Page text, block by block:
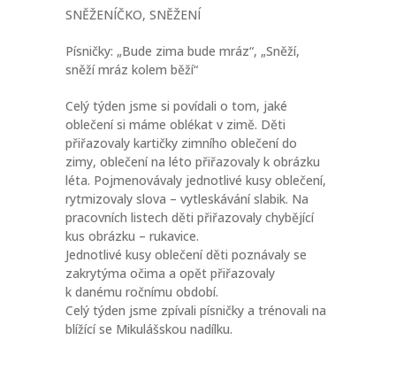
SNĚŽENÍČKO, SNĚŽENÍ
Písničky: „Bude zima bude mráz“, „Sněží,
sněží mráz kolem běží“
Celý týden jsme si povídali o tom, jaké
oblečení si máme oblékat v zimě. Děti
přiřazovaly kartičky zimního oblečení do
zimy, oblečení na léto přiřazovaly k obrázku
léta. Pojmenovávaly jednotlivé kusy oblečení,
rytmizovaly slova – vytleskávání slabik. Na
pracovních listech děti přiřazovaly chybějící
kus obrázku – rukavice.
Jednotlivé kusy oblečení děti poznávaly se
zakrytýma očima a opět přiřazovaly
k danému ročnímu období.
Celý týden jsme zpívali písničky a trénovali na
blížící se Mikulášskou nadílku.